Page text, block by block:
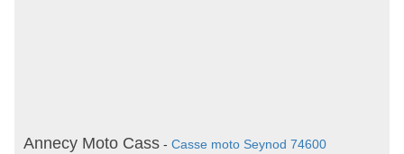
Annecy Moto Cass - Casse moto Seynod 74600